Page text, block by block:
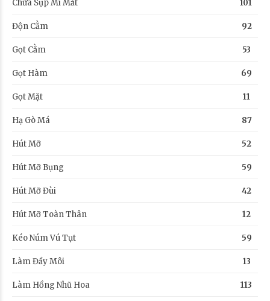
Chữa Sụp Mí Mắt 101
Độn Cằm 92
Gọt Cằm 53
Gọt Hàm 69
Gọt Mặt 11
Hạ Gò Má 87
Hút Mỡ 52
Hút Mỡ Bụng 59
Hút Mỡ Đùi 42
Hút Mỡ Toàn Thân 12
Kéo Núm Vú Tụt 59
Làm Đầy Môi 13
Làm Hồng Nhũ Hoa 113